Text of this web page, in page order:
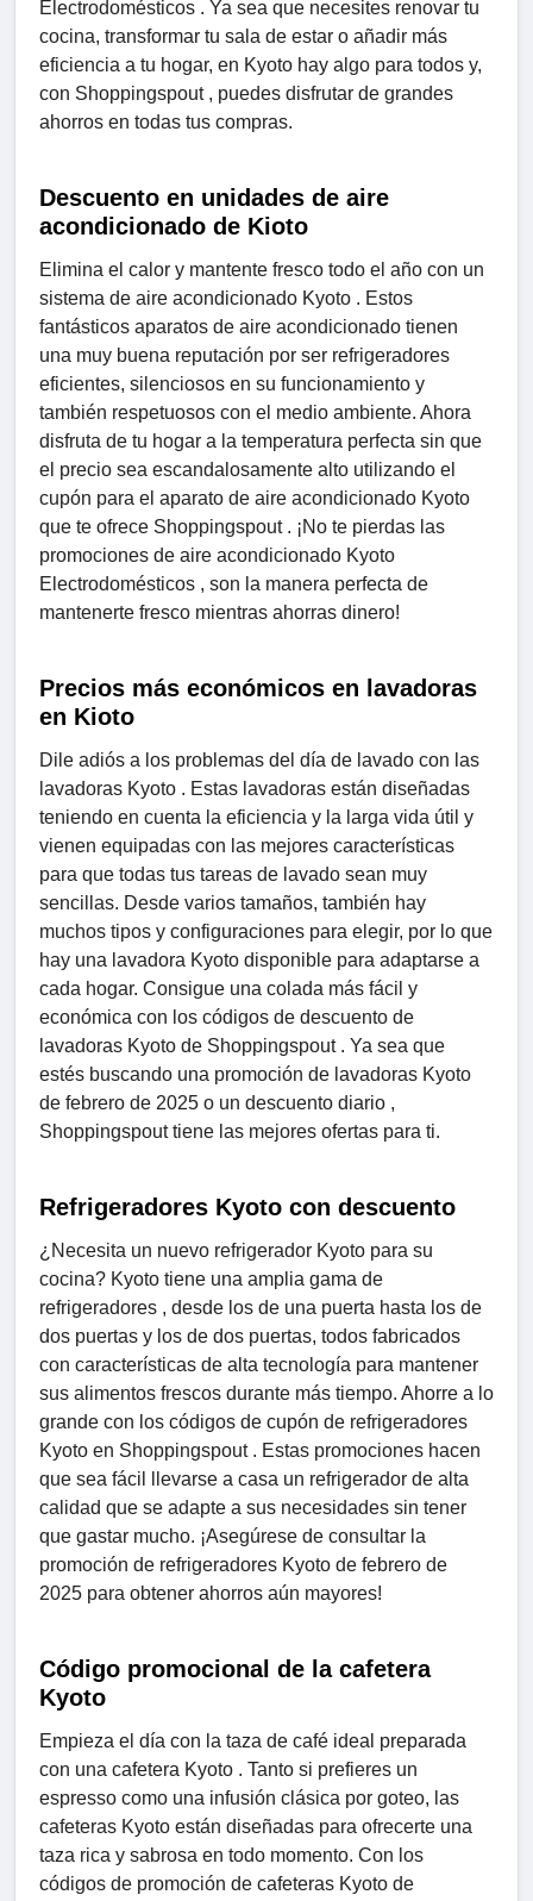
Electrodomésticos . Ya sea que necesites renovar tu
cocina, transformar tu sala de estar o añadir más
eficiencia a tu hogar, en Kyoto hay algo para todos y,
con Shoppingspout , puedes disfrutar de grandes
ahorros en todas tus compras.
Descuento en unidades de aire
acondicionado de Kioto
Elimina el calor y mantente fresco todo el año con un
sistema de aire acondicionado Kyoto . Estos
fantásticos aparatos de aire acondicionado tienen
una muy buena reputación por ser refrigeradores
eficientes, silenciosos en su funcionamiento y
también respetuosos con el medio ambiente. Ahora
disfruta de tu hogar a la temperatura perfecta sin que
el precio sea escandalosamente alto utilizando el
cupón para el aparato de aire acondicionado Kyoto
que te ofrece Shoppingspout . ¡No te pierdas las
promociones de aire acondicionado Kyoto
Electrodomésticos , son la manera perfecta de
mantenerte fresco mientras ahorras dinero!
Precios más económicos en lavadoras
en Kioto
Dile adiós a los problemas del día de lavado con las
lavadoras Kyoto . Estas lavadoras están diseñadas
teniendo en cuenta la eficiencia y la larga vida útil y
vienen equipadas con las mejores características
para que todas tus tareas de lavado sean muy
sencillas. Desde varios tamaños, también hay
muchos tipos y configuraciones para elegir, por lo que
hay una lavadora Kyoto disponible para adaptarse a
cada hogar. Consigue una colada más fácil y
económica con los códigos de descuento de
lavadoras Kyoto de Shoppingspout . Ya sea que
estés buscando una promoción de lavadoras Kyoto
de febrero de 2025 o un descuento diario ,
Shoppingspout tiene las mejores ofertas para ti.
Refrigeradores Kyoto con descuento
¿Necesita un nuevo refrigerador Kyoto para su
cocina? Kyoto tiene una amplia gama de
refrigeradores , desde los de una puerta hasta los de
dos puertas y los de dos puertas, todos fabricados
con características de alta tecnología para mantener
sus alimentos frescos durante más tiempo. Ahorre a lo
grande con los códigos de cupón de refrigeradores
Kyoto en Shoppingspout . Estas promociones hacen
que sea fácil llevarse a casa un refrigerador de alta
calidad que se adapte a sus necesidades sin tener
que gastar mucho. ¡Asegúrese de consultar la
promoción de refrigeradores Kyoto de febrero de
2025 para obtener ahorros aún mayores!
Código promocional de la cafetera
Kyoto
Empieza el día con la taza de café ideal preparada
con una cafetera Kyoto . Tanto si prefieres un
espresso como una infusión clásica por goteo, las
cafeteras Kyoto están diseñadas para ofrecerte una
taza rica y sabrosa en todo momento. Con los
códigos de promoción de cafeteras Kyoto de